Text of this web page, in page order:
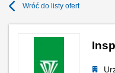
Wróć do listy ofert